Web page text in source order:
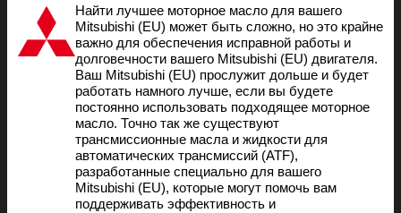
Найти лучшее моторное масло для вашего
Mitsubishi (EU) может быть сложно, но это крайне
важно для обеспечения исправной работы и
долговечности вашего Mitsubishi (EU) двигателя.
Ваш Mitsubishi (EU) прослужит дольше и будет
работать намного лучше, если вы будете
постоянно использовать подходящее моторное
масло. Точно так же существуют
трансмиссионные масла и жидкости для
автоматических трансмиссий (ATF),
разработанные специально для вашего
Mitsubishi (EU), которые могут помочь вам
поддерживать эффективность и